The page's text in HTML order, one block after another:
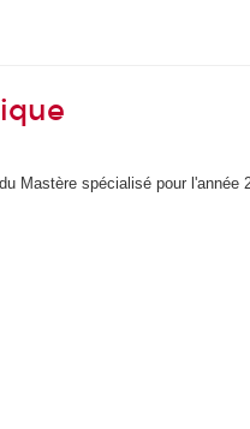
Mastère spécialisé pour l'année